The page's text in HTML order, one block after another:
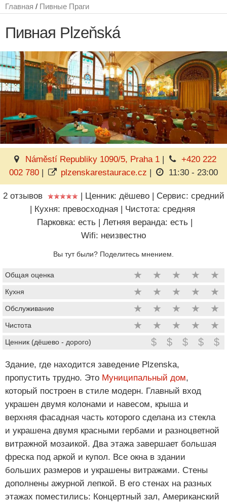
Главная / Пивные Праги
Пивная Plzeňská
Náměstí Republiky 1090/5, Praha 1 |
+420 222
002 780 | plzenskarestaurace.cz | 11:30 - 23:00
2 отзывов | Ценник: дёшево | Сервис: средний
| Кухня: превосходная | Чистота: средняя
Парковка: есть | Летняя веранда: есть |
Wifi: неизвестно
Вы тут были? Поделитесь мнением.
Общая оценка ★ ★ ★ ★ ★
Кухня ★ ★ ★ ★ ★
Обслуживание ★ ★ ★ ★ ★
Чистота ★ ★ ★ ★ ★
Ценник (дёшево - дорого) $ $ $ $ $
Здание, где находится заведение Plzenska,
пропустить трудно. Это Муниципальный дом,
который построен в стиле модерн. Главный вход
украшен двумя колонами и навесом, крыша и
верхняя фасадная часть которого сделана из стекла
и украшена двумя красными гербами и разноцветной
витражной мозаикой. Два этажа завершает большая
фреска под аркой и купол. Все окна в здании
больших размеров и украшены витражами. Стены
дополнены ажурной лепкой. В его стенах на разных
этажах поместились: Концертный зал, Американский